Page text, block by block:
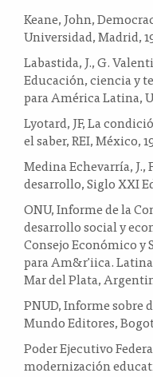
Keane, John,
Universidad, Madrid,
Labastida, J., G.
Educación, ciencia y
para América Latina,
Lyotard, JF, La
el saber, REI, México,
Medina Echevarría,
desarrollo, Siglo XXI
ONU, Informe de la
desarrollo social y
Consejo Económico y
para Am&r'iica.
Mar del Plata,
PNUD, Informe sobre
Mundo Editores,
Poder Ejecutivo
modernización